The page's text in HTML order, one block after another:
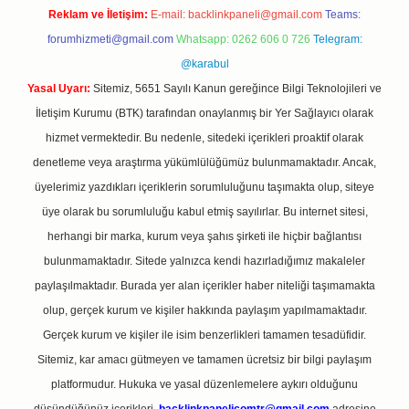
Reklam ve İletişim: E-mail: backlinkpaneli@gmail.com Teams:
forumhizmeti@gmail.com Whatsapp: 0262 606 0 726 Telegram:
@karabul
Yasal Uyarı: Sitemiz, 5651 Sayılı Kanun gereğince Bilgi Teknolojileri ve
İletişim Kurumu (BTK) tarafından onaylanmış bir Yer Sağlayıcı olarak
hizmet vermektedir. Bu nedenle, sitedeki içerikleri proaktif olarak
denetleme veya araştırma yükümlülüğümüz bulunmamaktadır. Ancak,
üyelerimiz yazdıkları içeriklerin sorumluluğunu taşımakta olup, siteye
üye olarak bu sorumluluğu kabul etmiş sayılırlar. Bu internet sitesi,
herhangi bir marka, kurum veya şahıs şirketi ile hiçbir bağlantısı
bulunmamaktadır. Sitede yalnızca kendi hazırladığımız makaleler
paylaşılmaktadır. Burada yer alan içerikler haber niteliği taşımamakta
olup, gerçek kurum ve kişiler hakkında paylaşım yapılmamaktadır.
Gerçek kurum ve kişiler ile isim benzerlikleri tamamen tesadüfidir.
Sitemiz, kar amacı gütmeyen ve tamamen ücretsiz bir bilgi paylaşım
platformudur. Hukuka ve yasal düzenlemelere aykırı olduğunu